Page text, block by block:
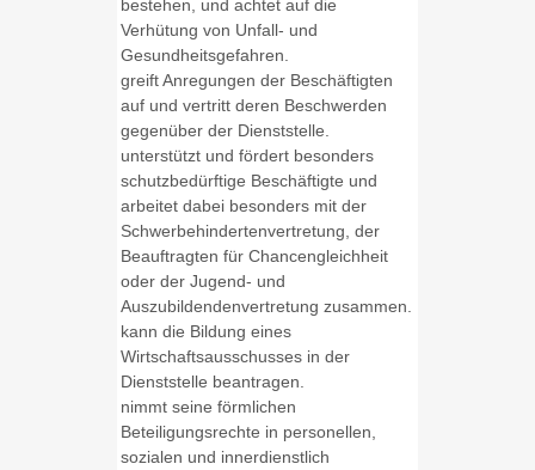
bestehen, und achtet auf die
Verhütung von Unfall- und
Gesundheitsgefahren.
greift Anregungen der Beschäftigten
auf und vertritt deren Beschwerden
gegenüber der Dienststelle.
unterstützt und fördert besonders
schutzbedürftige Beschäftigte und
arbeitet dabei besonders mit der
Schwerbehindertenvertretung, der
Beauftragten für Chancengleichheit
oder der Jugend- und
Auszubildendenvertretung zusammen.
kann die Bildung eines
Wirtschaftsausschusses in der
Dienststelle beantragen.
nimmt seine förmlichen
Beteiligungsrechte in personellen,
sozialen und innerdienstlich